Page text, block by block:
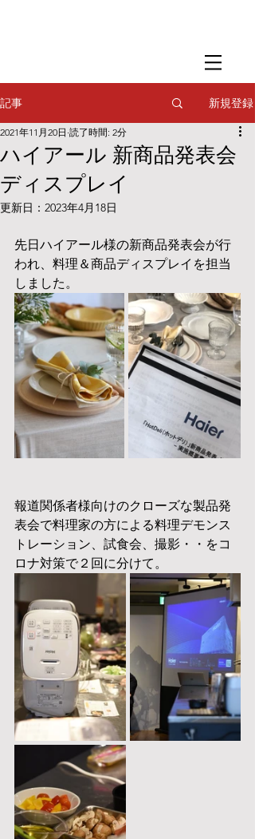
フードスタイリング
記事 新規登録
ハイアール 新商品発表会
ディスプレイ
2021年11月20日 読了時間: 2分
更新日： 2023年4月18日
先日ハイアール様の新商品発表会が行
われ、料理＆商品ディスプレイを担当
しました。
報道関係者様向けのクローズな製品発
表会で料理家の方による料理デモンス
トレーション、試食会、撮影・・をコ
ロナ対策で２回に分けて。